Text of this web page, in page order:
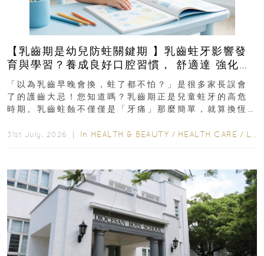
【乳齒期是幼兒防蛀關鍵期 】乳齒蛀牙影響發
育與學習？養成良好口腔習慣， 舒適達 強化琺
瑯質 兒童牙膏防護指南
「以為乳齒早晚會換，蛀了都不怕？」是很多家長誤會
了的護齒大忌！您知道嗎？乳齒期正是兒童蛀牙的高危
時期。乳齒蛀蝕不僅僅是「牙痛」那麼簡單，就算換恆
31st July, 2026 ｜ In HEALTH & BEAUTY / HEALTH CARE / LIFESTYLE